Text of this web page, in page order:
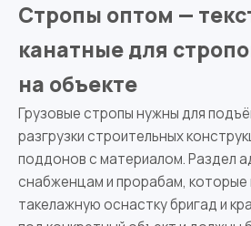
Стропы оптом —
канатные для
на объекте
Грузовые стропы нужны для
разгрузки строительных
поддонов с материалом. Раздел
снабженцам и прорабам, которые
такелажную оснастку бригад и